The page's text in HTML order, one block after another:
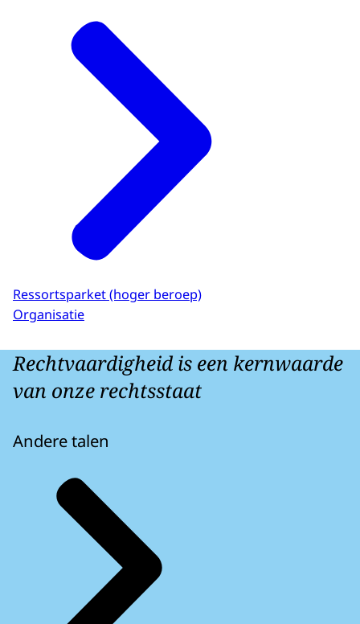
Ressortsparket (hoger beroep)
Organisatie
Rechtvaardigheid is een kernwaarde
van onze rechtsstaat
Andere talen